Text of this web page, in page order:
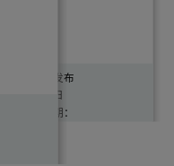
发布
日
期：